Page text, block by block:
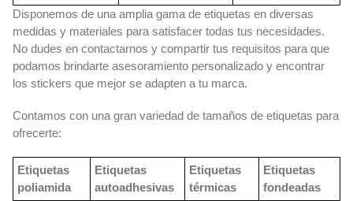
Disponemos de una amplia gama de etiquetas en diversas
medidas y materiales para satisfacer todas tus necesidades.
No dudes en contactarnos y compartir tus requisitos para que
podamos brindarte asesoramiento personalizado y encontrar
los stickers que mejor se adapten a tu marca.
Contamos con una gran variedad de tamaños de etiquetas para
ofrecerte:
Etiquetas
poliamida
Etiquetas
autoadhesivas
Etiquetas
térmicas
Etiquetas
fondeadas